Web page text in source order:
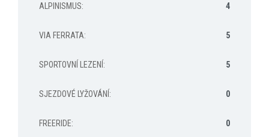
ALPINISMUS: 4
VIA FERRATA: 5
SPORTOVNÍ LEZENÍ : 5
SJEZDOVÉ LYŽOVÁNÍ : 0
FREERIDE: 0